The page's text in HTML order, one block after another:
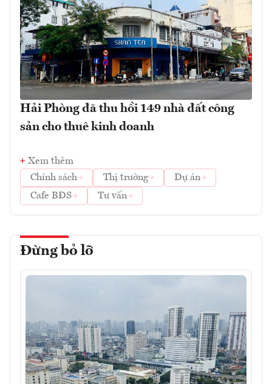
Hải Phòng đã thu hồi 149 nhà đất công
sản cho thuê kinh doanh
Xem thêm
Chính sách
Thị trường
Dự án
Cafe BĐS
Tư vấn
Đừng bỏ lỡ